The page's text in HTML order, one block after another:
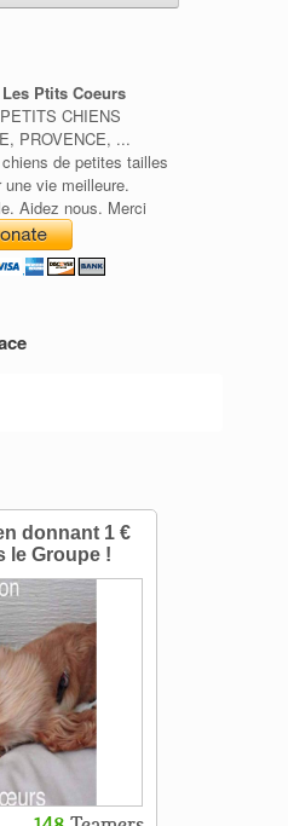
Ptits Coeurs
CHIENS
PROVENCE, ...
de petites tailles
une vie meilleure.
Aidez nous. Merci